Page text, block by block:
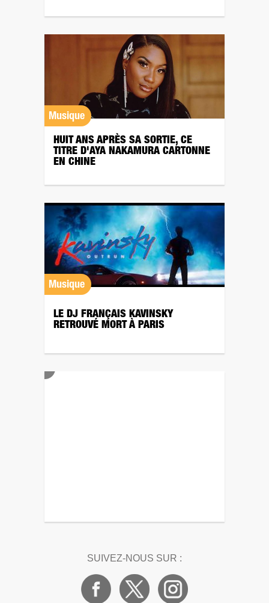
Musique
HUIT ANS APRÈS SA SORTIE, CE
TITRE D'AYA NAKAMURA CARTONNE
EN CHINE
Musique
LE DJ FRANÇAIS KAVINSKY
RETROUVÉ MORT À PARIS
SUIVEZ-NOUS SUR :